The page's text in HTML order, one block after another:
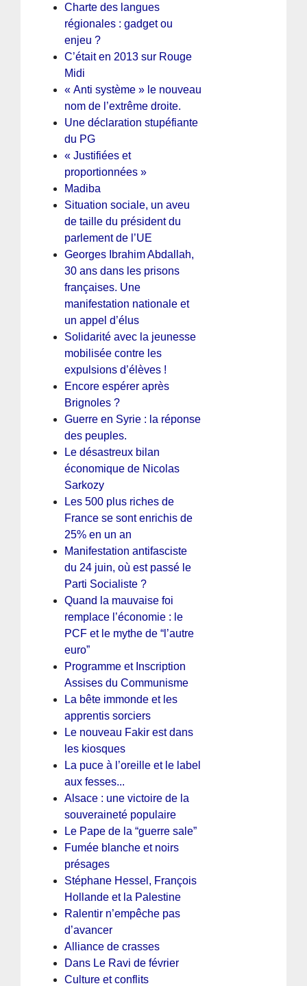
Charte des langues
régionales : gadget ou
enjeu ?
C’était en 2013 sur Rouge
Midi
« Anti système » le nouveau
nom de l’extrême droite.
Une déclaration stupéfiante
du PG
« Justifiées et
proportionnées »
Madiba
Situation sociale, un aveu
de taille du président du
parlement de l’UE
Georges Ibrahim Abdallah,
30 ans dans les prisons
françaises. Une
manifestation nationale et
un appel d’élus
Solidarité avec la jeunesse
mobilisée contre les
expulsions d’élèves !
Encore espérer après
Brignoles ?
Guerre en Syrie : la réponse
des peuples.
Le désastreux bilan
économique de Nicolas
Sarkozy
Les 500 plus riches de
France se sont enrichis de
25% en un an
Manifestation antifasciste
du 24 juin, où est passé le
Parti Socialiste ?
Quand la mauvaise foi
remplace l’économie : le
PCF et le mythe de “l’autre
euro”
Programme et Inscription
Assises du Communisme
La bête immonde et les
apprentis sorciers
Le nouveau Fakir est dans
les kiosques
La puce à l’oreille et le label
aux fesses...
Alsace : une victoire de la
souveraineté populaire
Le Pape de la “guerre sale”
Fumée blanche et noirs
présages
Stéphane Hessel, François
Hollande et la Palestine
Ralentir n’empêche pas
d’avancer
Alliance de crasses
Dans Le Ravi de février
Culture et conflits